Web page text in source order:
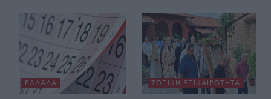
ΕΛΛΆΔΑ ΤΟΠΙΚΉ ΕΠΙΚΑΙΡΌΤΗΤΑ